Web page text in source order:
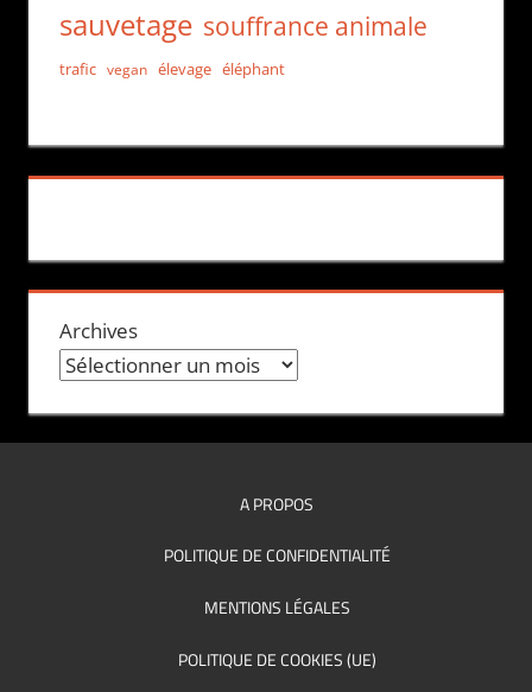
sauvetage souffrance animale
trafic vegan élevage éléphant
Archives
A PROPOS
POLITIQUE DE CONFIDENTIALITÉ
MENTIONS LÉGALES
POLITIQUE DE COOKIES (UE)